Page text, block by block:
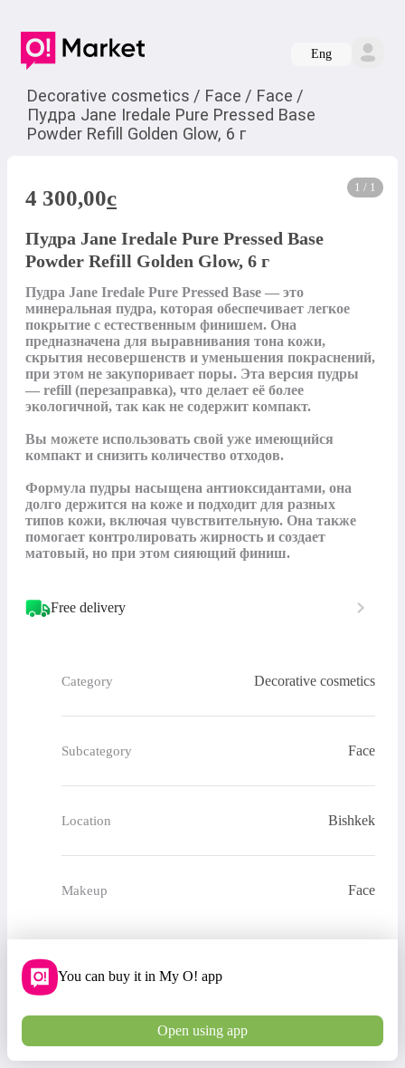
Eng
Decorative cosmetics / Face / Face /
Пудра Jane Iredale Pure Pressed Base
Powder Refill Golden Glow, 6 г
1 / 1
4 300,00c
Пудра Jane Iredale Pure Pressed Base
Powder Refill Golden Glow, 6 г
Пудра Jane Iredale Pure Pressed Base — это
минеральная пудра, которая обеспечивает легкое
покрытие с естественным финишем. Она
предназначена для выравнивания тона кожи,
скрытия несовершенств и уменьшения покраснений,
при этом не закупоривает поры. Эта версия пудры
— refill (перезаправка), что делает её более
экологичной, так как не содержит компакт.
Вы можете использовать свой уже имеющийся
компакт и снизить количество отходов.
Формула пудры насыщена антиоксидантами, она
долго держится на коже и подходит для разных
типов кожи, включая чувствительную. Она также
помогает контролировать жирность и создает
матовый, но при этом сияющий финиш.
Free delivery
Category Decorative cosmetics
Subcategory Face
Location Bishkek
Makeup Face
You can buy it in My O! app
Open using app